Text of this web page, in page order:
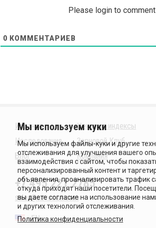
Please login to comment
0 КОММЕНТАРИЕВ
Издания
Исследования
Блог
Ценовые индексы
Зерновой Клуб
Компания
+7 495 221 2785
sales@sovecon.com
EN
Политика конфиденциальности